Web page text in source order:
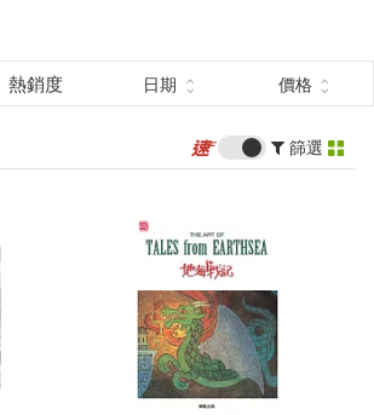
圖書(132)
熱銷度 日期 價格
篩選